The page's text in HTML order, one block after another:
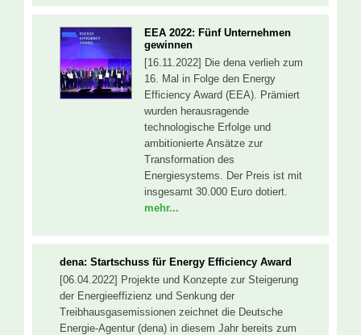
EEA 2022: Fünf Unternehmen
gewinnen
[16.11.2022] Die dena verlieh zum
16. Mal in Folge den Energy
Efficiency Award (EEA). Prämiert
wurden herausragende
technologische Erfolge und
ambitionierte Ansätze zur
Transformation des
Energiesystems. Der Preis ist mit
insgesamt 30.000 Euro dotiert.
mehr...
dena: Startschuss für Energy Efficiency Award
[06.04.2022] Projekte und Konzepte zur Steigerung
der Energieeffizienz und Senkung der
Treibhausgasemissionen zeichnet die Deutsche
Energie-Agentur (dena) in diesem Jahr bereits zum